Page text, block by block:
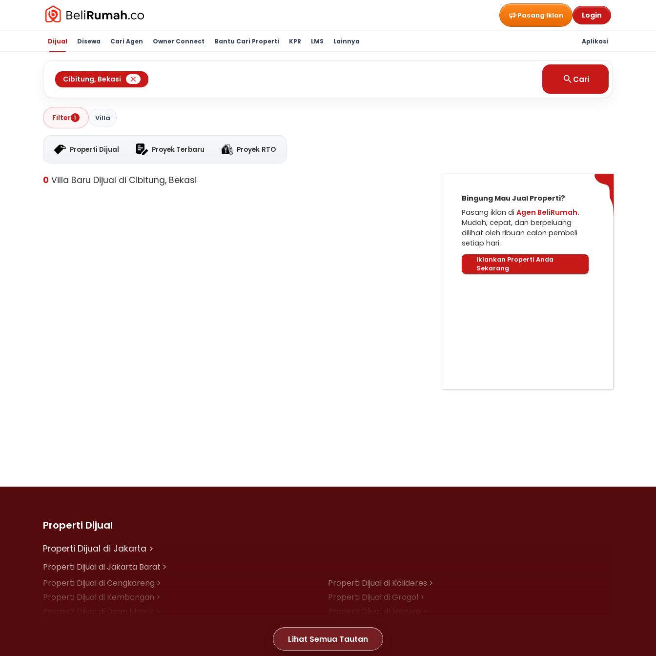
Pasang Iklan Login
Dijual Disewa Cari Agen Owner Connect Bantu Cari Properti KPR LMS Lainnya Aplikasi
Cibitung, Bekasi Cari
Filter 1 Villa
Properti Dijual Proyek Terbaru Proyek RTO
0 Villa Baru Dijual di Cibitung, Bekasi
Bingung Mau Jual Properti?
Pasang iklan di Agen BeliRumah.
Mudah, cepat, dan berpeluang
dilihat oleh ribuan calon pembeli
setiap hari.
Iklankan Properti Anda
Sekarang
Properti Dijual
Properti Dijual di Jakarta >
Properti Dijual di Jakarta Barat >
Properti Dijual di Cengkareng >
Properti Dijual di Kalideres >
Properti Dijual di Kembangan >
Properti Dijual di Grogol >
Properti Dijual di Daan Mogot >
Properti Dijual di Meruya >
Properti Dijual di Joglo >
Lihat Semua Tautan